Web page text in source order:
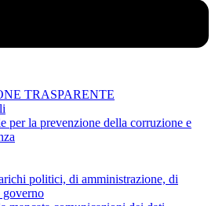
TRASPARENTE
per la prevenzione della corruzione e
politici, di amministrazione, di
governo